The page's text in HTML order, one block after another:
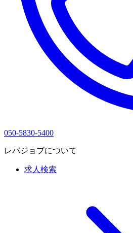
050-5830-5400
レバジョブについて
求人検索